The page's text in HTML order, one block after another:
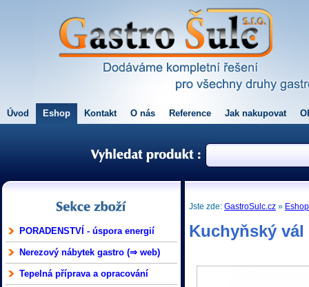
Úvod Eshop Kontakt O nás Reference Jak nakupovat
PORADENSTVÍ - úspora energií
Nerezový nábytek gastro (⇒ web)
Tepelná příprava a opracování
Jste zde:GastroSulc.cz » Eshop
Kuchyňský vál